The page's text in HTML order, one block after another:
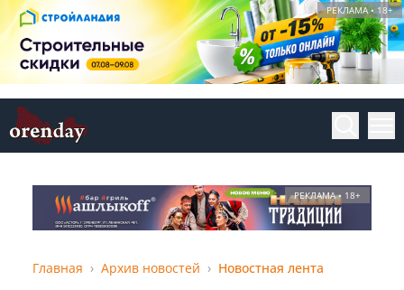
РЕКЛАМА • 18+
РЕКЛАМА • 18+
Главная Архив новостей Новостная лента